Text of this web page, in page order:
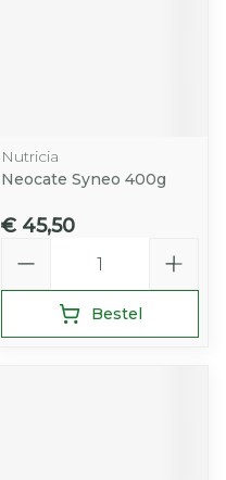
Nutricia
Neocate Syneo 400g
€ 45,50
Bestel